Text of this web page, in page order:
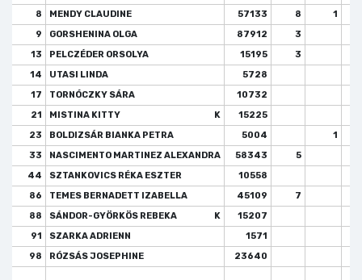
8
MENDY CLAUDINE 57133 8
1
9
GORSHENINA OLGA 87912
3
13
PELCZÉDER ORSOLYA 15195
3
14
UTASI LINDA
5728
17
TORNÓCZKY SÁRA
10732
21
MISTINA KITTY K
15225
23
BOLDIZSÁR BIANKA PETRA 5004
1
33
NASCIMENTO MARTINEZ ALEXANDRA 58343
5
44
SZTANKOVICS RÉKA ESZTER
10558
86
TEMES BERNADETT IZABELLA 45109
7
88
SÁNDOR-GYÖRKÖS REBEKA K
15207
91
SZARKA ADRIENN
1571
98
RÓZSÁS JOSEPHINE 23640